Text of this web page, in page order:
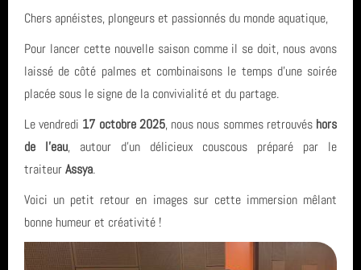
Statuts, règlement intérieur, charte formation, ... ⚓
Calendrier
Horaire des marées
Espace privé GAP - Encadrants et Directeurs de plongée 🐠
Catégories
Chers apnéistes, plongeurs et passionnés du monde aquatique,
Pour lancer cette nouvelle saison comme il se doit, nous avons
laissé de côté palmes et combinaisons le temps d’une soirée
placée sous le signe de la convivialité et du partage.
Le vendredi 17 octobre 2025, nous nous sommes retrouvés hors
de l’eau, autour d’un délicieux couscous préparé par le
traiteurAssya.
Voici un petit retour en images sur cette immersion mêlant
bonne humeur et créativité !